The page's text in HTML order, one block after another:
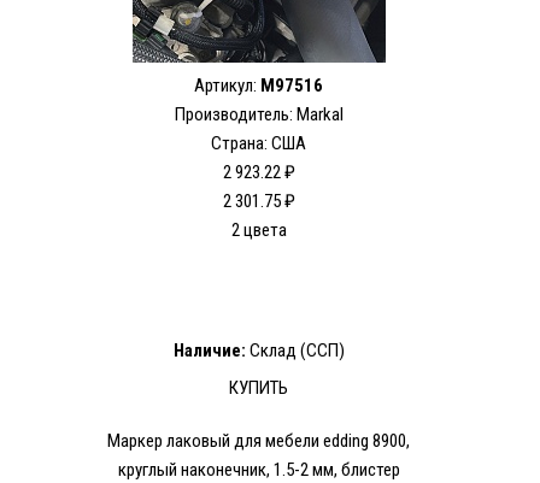
Артикул: M97516
Производитель: Markal
Страна: США
2 923.22 ₽
2 301.75 ₽
2 цвета
Наличие: Склад (ССП)
КУПИТЬ
Маркер лаковый для мебели edding 8900,
круглый наконечник, 1.5-2 мм, блистер